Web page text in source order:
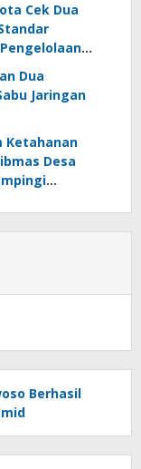
Cek Dua
Dua
Jaringan
Ketahanan
Desa
Berhasil